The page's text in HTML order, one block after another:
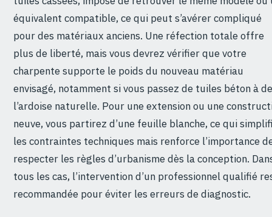
équivalent compatible, ce qui peut s’avérer compliqué
pour des matériaux anciens. Une réfection totale offre
plus de liberté, mais vous devrez vérifier que votre
charpente supporte le poids du nouveau matériau
envisagé, notamment si vous passez de tuiles béton à de
l’ardoise naturelle. Pour une extension ou une
neuve, vous partirez d’une feuille blanche, ce qui
les contraintes techniques mais renforce l’importance
respecter les règles d’urbanisme dès la conception.
tous les cas, l’intervention d’un professionnel qualifié
recommandée pour éviter les erreurs de diagnostic.